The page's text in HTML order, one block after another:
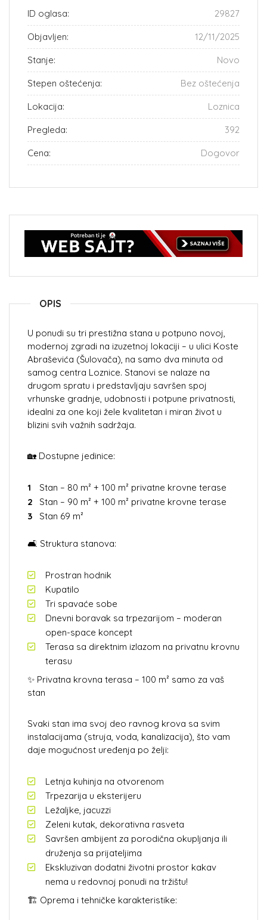
ID oglasa: 29827
Objavljen: 12/11/2025
Stanje: Novo
Stepen oštećenja: Bez oštećenja
Lokacija: Loznica
Pregleda: 392
Cena: Dogovor
OPIS
U ponudi su tri prestižna stana u potpuno novoj,
modernoj zgradi na izuzetnoj lokaciji – u ulici Koste
Abraševića (Šulovača), na samo dva minuta od
samog centra Loznice. Stanovi se nalaze na
drugom spratu i predstavljaju savršen spoj
vrhunske gradnje, udobnosti i potpune privatnosti,
idealni za one koji žele kvalitetan i miran život u
blizini svih važnih sadržaja.
🏡 Dostupne jedinice:
Stan – 80 m² + 100 m² privatne krovne terase
Stan – 90 m² + 100 m² privatne krovne terase
Stan 69 m²
🛋️ Struktura stanova:
Prostran hodnik
Kupatilo
Tri spavaće sobe
Dnevni boravak sa trpezarijom – moderan
open-space koncept
Terasa sa direktnim izlazom na privatnu krovnu
terasu
✨ Privatna krovna terasa – 100 m² samo za vaš
stan
Svaki stan ima svoj deo ravnog krova sa svim
instalacijama (struja, voda, kanalizacija), što vam
daje mogućnost uređenja po želji:
Letnja kuhinja na otvorenom
Trpezarija u eksterijeru
Ležaljke, jacuzzi
Zeleni kutak, dekorativna rasveta
Savršen ambijent za porodična okupljanja ili
druženja sa prijateljima
Ekskluzivan dodatni životni prostor kakav
nema u redovnoj ponudi na tržištu!
🏗️ Oprema i tehničke karakteristike: